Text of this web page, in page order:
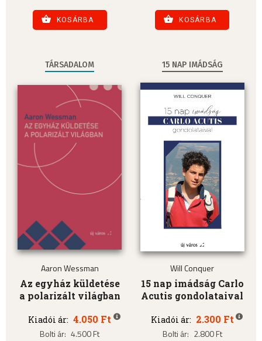
KOSÁRBA KOSÁRBA
TÁRSADALOM
Aaron Wessman
Az egyház küldetése
a polarizált világban
Kiadói ár: 4.050 Ft
Bolti ár: 4.500 Ft
15 NAP IMÁDSÁG
Will Conquer
15 nap imádság Carlo
Acutis gondolataival
Kiadói ár: 2.300 Ft
Bolti ár: 2.800 Ft